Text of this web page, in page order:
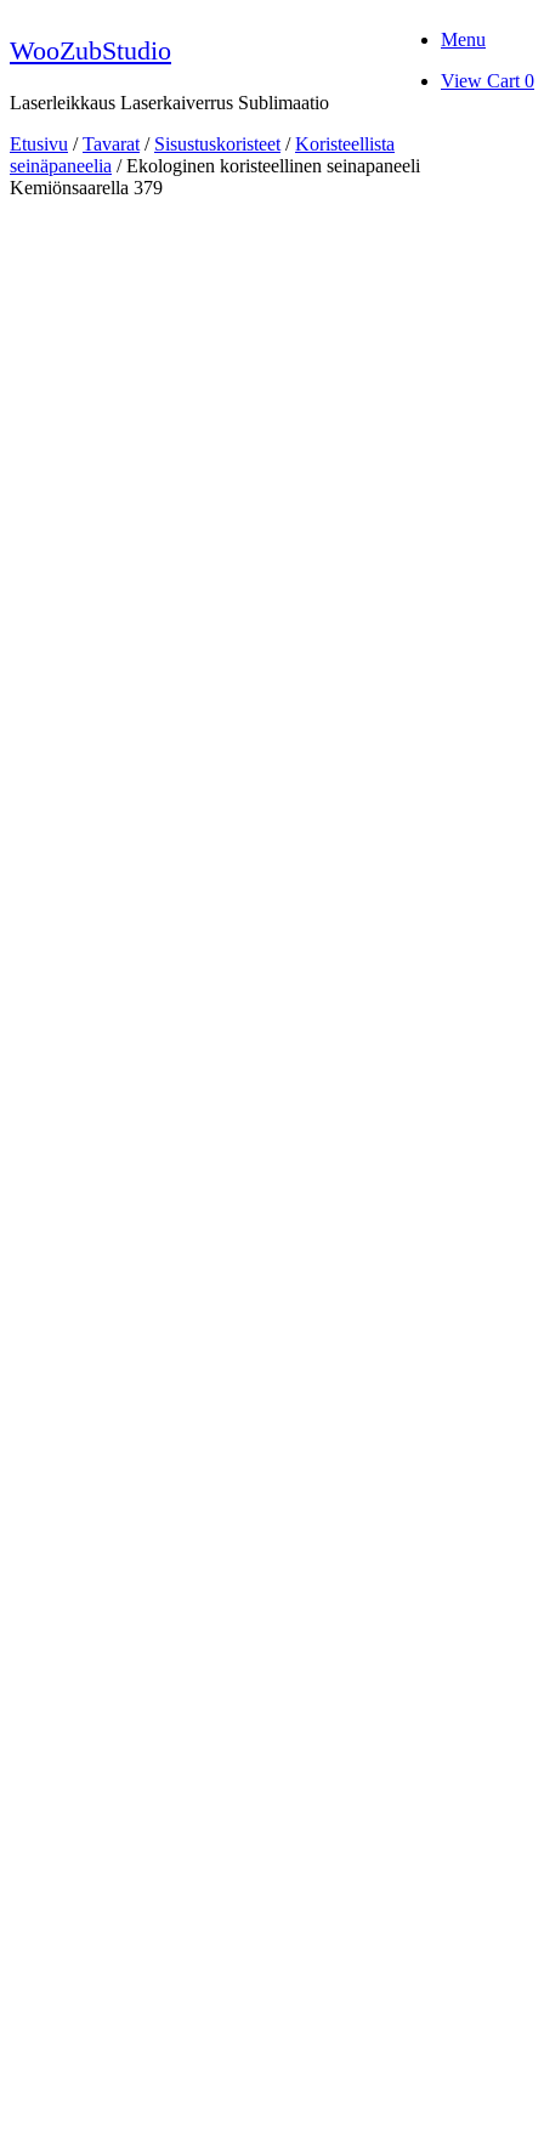
to
content
WooZubStudio
Laserleikkaus Laserkaiverrus Sublimaatio
Menu
View
View Cart 0
Etusivu /Tavarat / Sisustuskoristeet /Koristeellista
seinäpaneelia / Ekologinen koristeellinen seinapaneeli
Kemiönsaarella 379